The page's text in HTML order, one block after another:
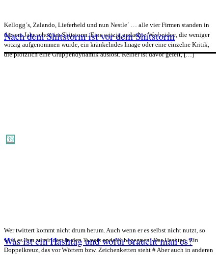
Kellogg´s, Zalando, Lieferheld und nun Nestle´ … alle vier Firmen standen in
diesem Jahr schon im Shitstorm. Eine witzig gedachte Werbeidee, die weniger
witzig aufgenommen wurde, ein kränkelndes Image oder eine einzelne Kritik,
die plötzlich eine Gruppendynamik auslöst. Keiner ist davor gefeit, […]
Nach dem Shitstorm ist vor dem Shitstorm
39
Wer twittert kommt nicht drum herum. Auch wenn er es selbst nicht nutzt, so
wird es ihm zumindest in den Tweets anderer begegnen: Das Hashtag. Ein
Doppelkreuz, das vor Wörtern bzw. Zeichenketten steht # Aber auch in anderen
Was ist ein Hashtag und wofür braucht man es?